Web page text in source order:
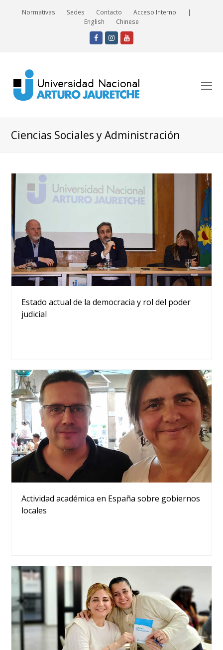
Normativas Sedes Contacto Acceso Interno
|
English
Chinese
Facebook
Instagram
Youtube
Ciencias Sociales y Administración
Estado actual de la democracia y rol del poder
judicial
Actividad académica en España sobre gobiernos
locales